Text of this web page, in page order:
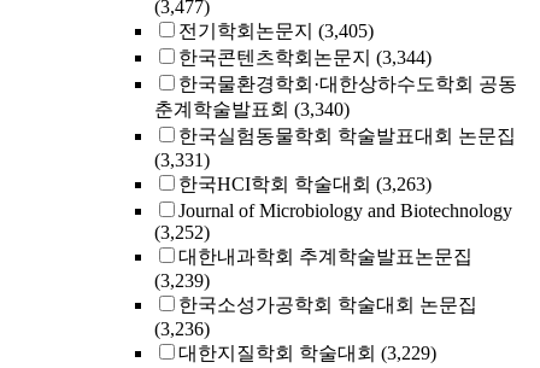
(3,477)
전기학회논문지 (3,405)
한국콘텐츠학회논문지 (3,344)
한국물환경학회·대한상하수도학회 공동
춘계학술발표회 (3,340)
한국실험동물학회 학술발표대회 논문집
(3,331)
한국HCI학회 학술대회 (3,263)
Journal of Microbiology and Biotechnology
(3,252)
대한내과학회 추계학술발표논문집
(3,239)
한국소성가공학회 학술대회 논문집
(3,236)
대한지질학회 학술대회 (3,229)